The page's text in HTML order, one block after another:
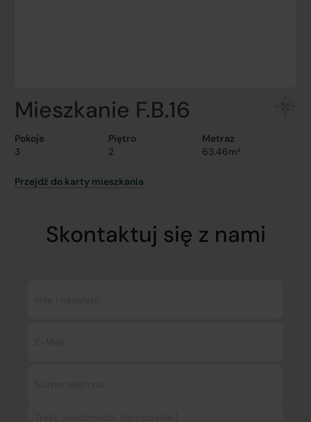
Mieszkanie F.B.16
Pokoje
3
Piętro
2
Metraż
63.46m²
Przejdź do karty mieszkania
Skontaktuj się z nami